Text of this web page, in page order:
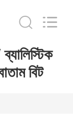
বিট